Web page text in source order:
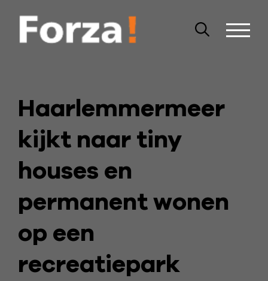
Haarlemmermeer
kijkt naar tiny
houses en
permanent wonen
op een
recreatiepark